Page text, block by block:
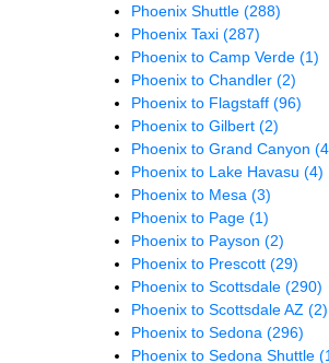
Phoenix Shuttle (288)
Phoenix Taxi (287)
Phoenix to Camp Verde (1)
Phoenix to Chandler (2)
Phoenix to Flagstaff (96)
Phoenix to Gilbert (2)
Phoenix to Grand Canyon
Phoenix to Lake Havasu (4)
Phoenix to Mesa (3)
Phoenix to Page (1)
Phoenix to Payson (2)
Phoenix to Prescott (29)
Phoenix to Scottsdale (290)
Phoenix to Scottsdale AZ (2)
Phoenix to Sedona (296)
Phoenix to Sedona Shuttle